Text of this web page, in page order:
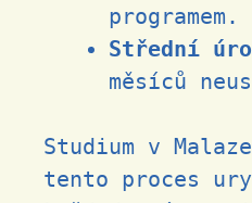
programem.
Střední
měsíců
Studium v
tento proces